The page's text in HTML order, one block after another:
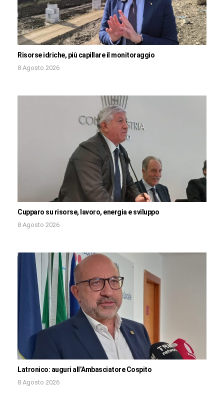
Risorse idriche, più capillare il monitoraggio
8 Agosto 2026
Cupparo su risorse, lavoro, energia e sviluppo
8 Agosto 2026
Latronico: auguri all’Ambasciatore Cospito
8 Agosto 2026